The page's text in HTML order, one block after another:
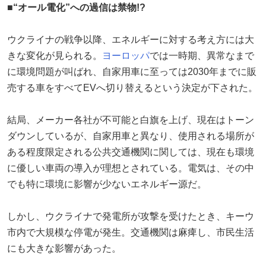
■“オール電化”への過信は禁物!?
ウクライナの戦争以降、エネルギーに対する考え方には大
きな変化が見られる。
ヨーロッパでは一時期、異常なまで
に環境問題が叫ばれ、自家用車に至っては2030年までに販
売する車をすべてEVへ切り替えるという決定が下された。
結局、メーカー各社が不可能と白旗を上げ、現在はトーン
ダウンしているが、自家用車と異なり、使用される場所が
ある程度限定される公共交通機関に関しては、現在も環境
に優しい車両の導入が理想とされている。電気は、その中
でも特に環境に影響が少ないエネルギー源だ。
しかし、ウクライナで発電所が攻撃を受けたとき、キーウ
市内で大規模な停電が発生。交通機関は麻痺し、市民生活
にも大きな影響があった。